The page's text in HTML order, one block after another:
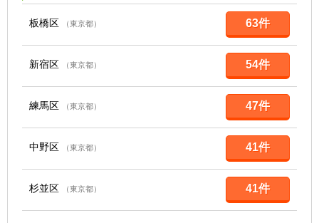
板橋区 （東京都） 63件
新宿区 （東京都） 54件
練馬区 （東京都） 47件
中野区 （東京都） 41件
杉並区 （東京都） 41件